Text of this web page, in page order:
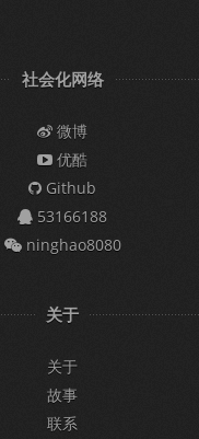
社会化网络
微博
优酷
Github
53166188
ninghao8080
关于
关于
故事
联系